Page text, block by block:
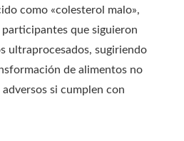
como «colesterol malo»,
que siguieron
ultraprocesados, sugiriendo
de alimentos no
si cumplen con